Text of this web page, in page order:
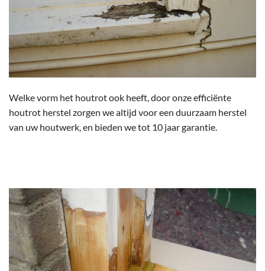
Welke vorm het houtrot ook heeft, door onze efficiënte
houtrot herstel zorgen we altijd voor een duurzaam herstel
van uw houtwerk, en bieden we tot 10 jaar garantie.